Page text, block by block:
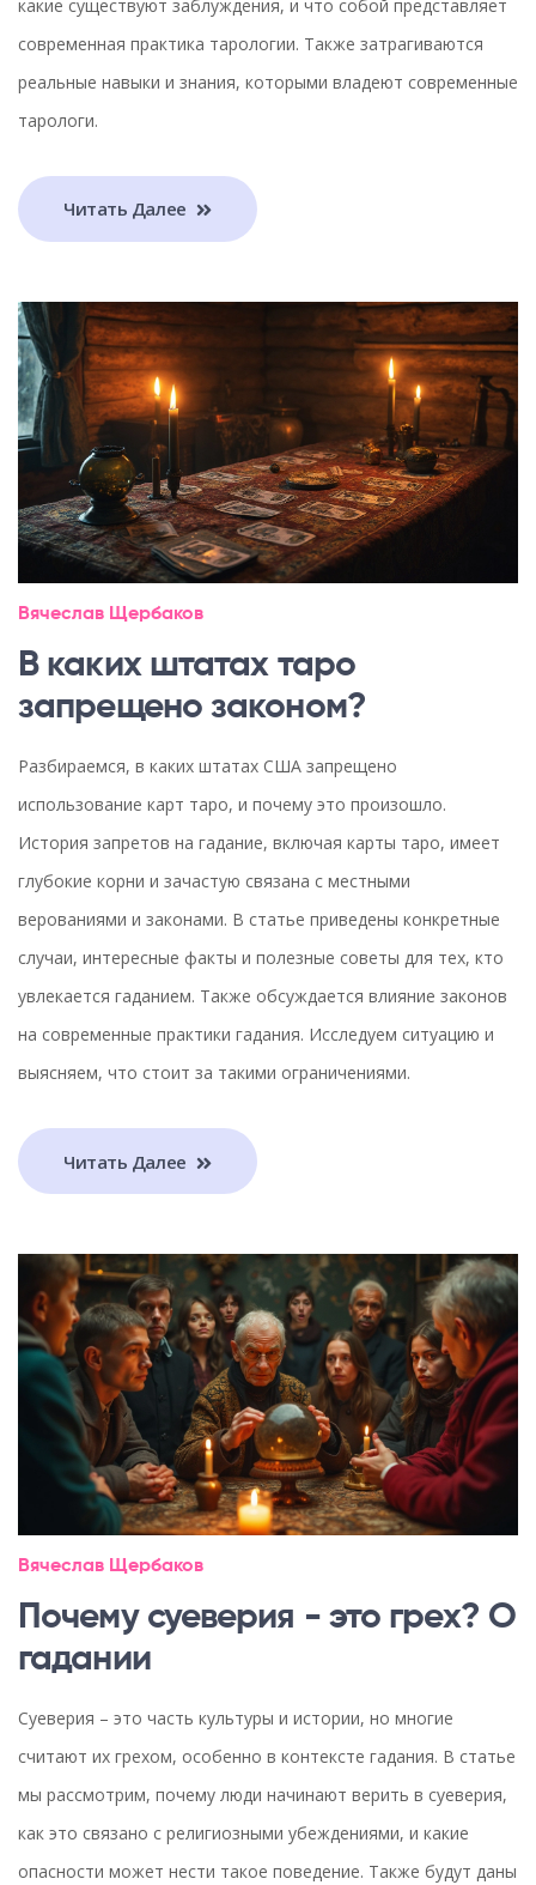
какие существуют заблуждения, и что собой представляет
современная практика тарологии. Также затрагиваются
реальные навыки и знания, которыми владеют современные
тарологи.
Читать Далее
Вячеслав Щербаков
В каких штатах таро
запрещено законом?
Разбираемся, в каких штатах США запрещено
использование карт таро, и почему это произошло.
История запретов на гадание, включая карты таро, имеет
глубокие корни и зачастую связана с местными
верованиями и законами. В статье приведены конкретные
случаи, интересные факты и полезные советы для тех, кто
увлекается гаданием. Также обсуждается влияние законов
на современные практики гадания. Исследуем ситуацию и
выясняем, что стоит за такими ограничениями.
Читать Далее
Вячеслав Щербаков
Почему суеверия - это грех? О
гадании
Суеверия – это часть культуры и истории, но многие
считают их грехом, особенно в контексте гадания. В статье
мы рассмотрим, почему люди начинают верить в суеверия,
как это связано с религиозными убеждениями, и какие
опасности может нести такое поведение. Также будут даны